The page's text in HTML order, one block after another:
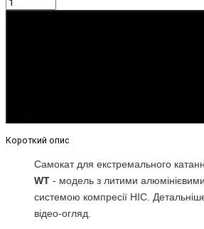
Короткий опис
Самокат для екстремального
WT - модель з литими
системою компресії HIC.
відео-огляд.